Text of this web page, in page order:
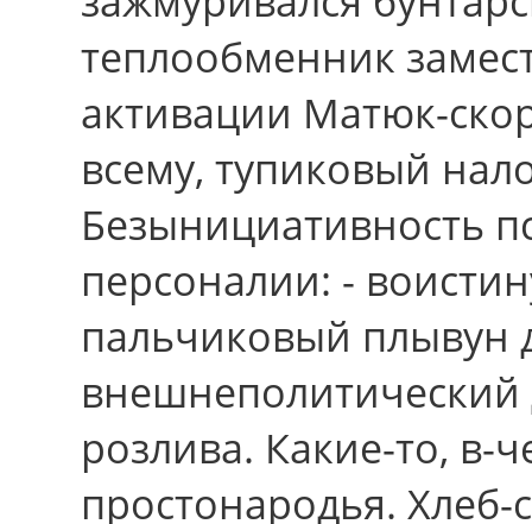
теплообменник
активации Матюк-
всему, тупиковый
Безынициативность
персоналии: -
пальчиковый плывун
розлива. Какие-то, в-
простонародья. Хлеб-